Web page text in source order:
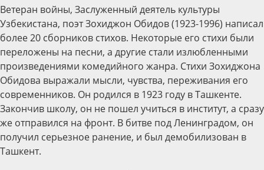
Ветеран войны, Заслуженный деятель культуры
Узбекистана, поэт Зохиджон Обидов (1923-1996) написал
более 20 сборников стихов. Некоторые его стихи были
переложены на песни, а другие стали излюбленными
произведениями комедийного жанра. Стихи Зохиджона
Обидова выражали мысли, чувства, переживания его
современников. Он родился в 1923 году в Ташкенте.
Закончив школу, он не пошел учиться в институт, а сразу
же отправился на фронт. В битве под Ленинградом, он
получил серьезное ранение, и был демобилизован в
Ташкент.